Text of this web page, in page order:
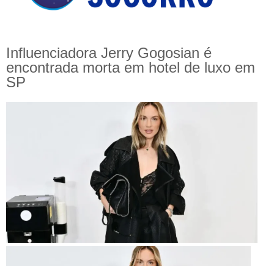
Influenciadora Jerry Gogosian é
encontrada morta em hotel de luxo em
SP